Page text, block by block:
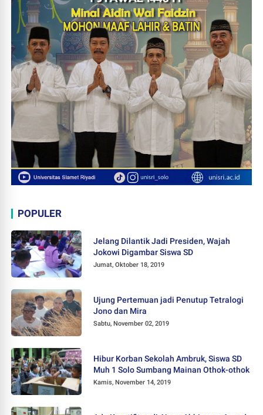
POPULER
Jelang Dilantik Jadi Presiden, Wajah
Jokowi Digambar Siswa SD
Jumat, Oktober 18, 2019
Ujung Pertemuan jadi Penutup Tetralogi
Jono dan Mira
Sabtu, November 02, 2019
Hibur Korban Sekolah Ambruk, Siswa SD
Muh 1 Solo Sumbang Mainan Othok-othok
Kamis, November 14, 2019